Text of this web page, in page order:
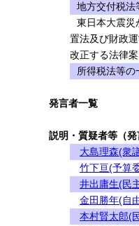
地方交付税法
東日本大震災
置法及び財政
改正する法律
所得税法等の
発言者一覧
説明・質疑者等（発
大島理森(衆
竹下亘(予算
井出庸生(民
金田勝年(自
本村賢太郎(